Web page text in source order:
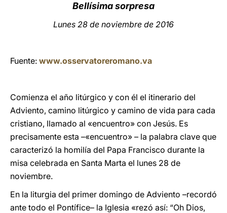
Bellísima sorpresa
Lunes 28 de noviembre de 2016
Fuente: www.osservatoreromano.va
Comienza el año litúrgico y con él el itinerario del
Adviento, camino litúrgico y camino de vida para cada
cristiano, llamado al «encuentro» con Jesús. Es
precisamente esta –«encuentro» – la palabra clave que
caracterizó la homilía del Papa Francisco durante la
misa celebrada en Santa Marta el lunes 28 de
noviembre.
En la liturgia del primer domingo de Adviento –recordó
ante todo el Pontífice– la Iglesia «rezó así: “Oh Dios,